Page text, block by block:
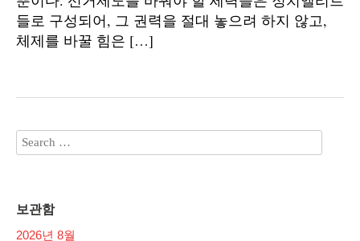
들로 구성되어, 그 권력을 절대 놓으려 하지 않고,
체제를 바꿀 힘은 […]
보관함
2026년 8월